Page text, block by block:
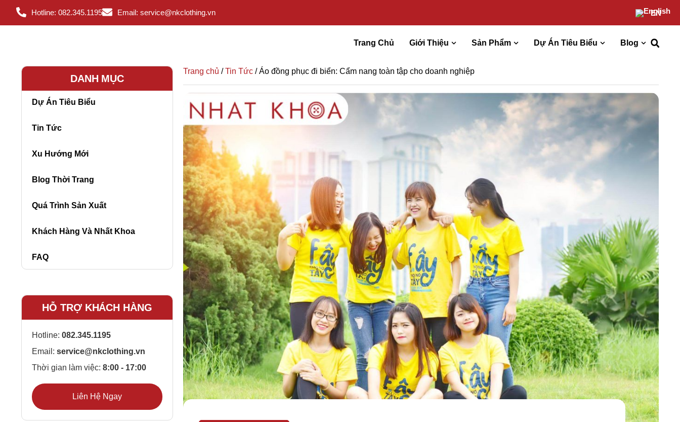
Hotline: 082.345.1195 Email: service@nkclothing.vn EN
Trang Chủ Giới Thiệu Sản Phẩm Dự Án Tiêu Biểu Blog
DANH MỤC
Dự Án Tiêu Biểu
Tin Tức
Xu Hướng Mới
Blog Thời Trang
Quá Trình Sản Xuất
Khách Hàng Và Nhất Khoa
FAQ
HỖ TRỢ KHÁCH HÀNG
Hotline: 082.345.1195
Email: service@nkclothing.vn
Thời gian làm việc: 8:00 - 17:00
Liên Hệ Ngay
Trang chủ /Tin Tức / Áo đồng phục đi biển: Cẩm nang toàn tập cho doanh nghiệp